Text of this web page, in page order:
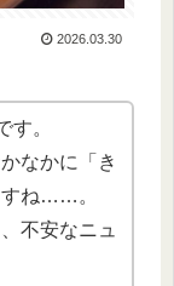
2026.03.30
。
なかに「き
すね……。
不安なニュ